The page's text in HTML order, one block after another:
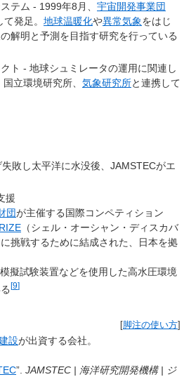
テム - 1999年8月、 宇宙開発事業団
発足。 地球温暖化や異常気象をはじ
解明と予測を目指す研究を行っている
ト - 地球シュミレータの運用に関連し
、国立環境研究所、 気象研究所と連携して
敗し太平洋に水没後、JAMSTECがエ
援
団が主催する国際コンペティション
（シェル・オーシャン・ディスカバ
挑戦するために結成された、日本を拠
擬試験装置などを使用した高水圧環境
[9]
[脚注の使い方]
設が出資する会社。
”. JAMSTEC | 海洋研究開発機構 | ジ